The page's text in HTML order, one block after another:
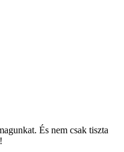
És nem csak tiszta